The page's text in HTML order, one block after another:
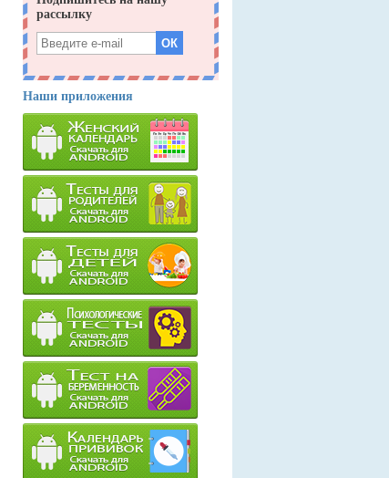
Наши приложения